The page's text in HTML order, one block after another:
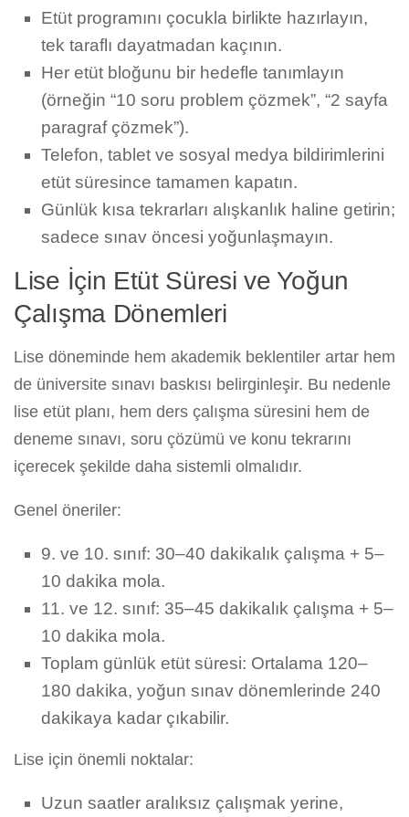
Etüt programını çocukla birlikte hazırlayın,
tek taraflı dayatmadan kaçının.
Her etüt bloğunu bir hedefle tanımlayın
(örneğin “10 soru problem çözmek”, “2 sayfa
paragraf çözmek”).
Telefon, tablet ve sosyal medya bildirimlerini
etüt süresince tamamen kapatın.
Günlük kısa tekrarları alışkanlık haline getirin;
sadece sınav öncesi yoğunlaşmayın.
Lise İçin Etüt Süresi ve Yoğun
Çalışma Dönemleri
Lise döneminde hem akademik beklentiler artar hem
de üniversite sınavı baskısı belirginleşir. Bu nedenle
lise etüt planı, hem ders çalışma süresini hem de
deneme sınavı, soru çözümü ve konu tekrarını
içerecek şekilde daha sistemli olmalıdır.
Genel öneriler:
9. ve 10. sınıf: 30–40 dakikalık çalışma + 5–
10 dakika mola.
11. ve 12. sınıf: 35–45 dakikalık çalışma + 5–
10 dakika mola.
Toplam günlük etüt süresi: Ortalama 120–
180 dakika, yoğun sınav dönemlerinde 240
dakikaya kadar çıkabilir.
Lise için önemli noktalar:
Uzun saatler aralıksız çalışmak yerine,